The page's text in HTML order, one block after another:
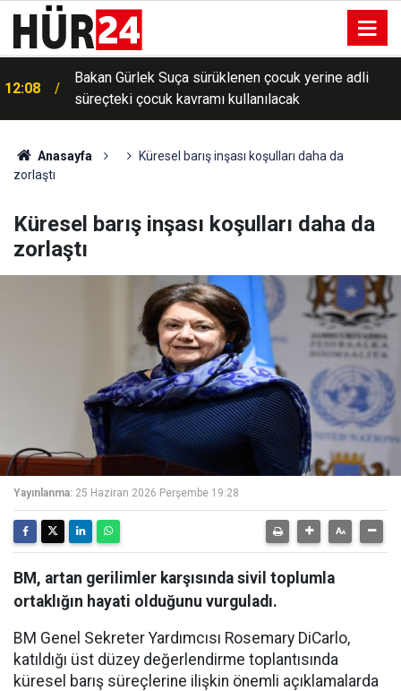
12:08
Bakan Gürlek Suça sürüklenen çocuk yerine adli
süreçteki çocuk kavramı kullanılacak
Anasayfa
Küresel barış inşası koşulları daha da
zorlaştı
Küresel barış inşası koşulları daha da
zorlaştı
Yayınlanma: 25 Haziran 2026 Perşembe 19:28
BM, artan gerilimler karşısında sivil toplumla
ortaklığın hayati olduğunu vurguladı.
BM Genel Sekreter Yardımcısı Rosemary DiCarlo,
katıldığı üst düzey değerlendirme toplantısında
küresel barış süreçlerine ilişkin önemli açıklamalarda